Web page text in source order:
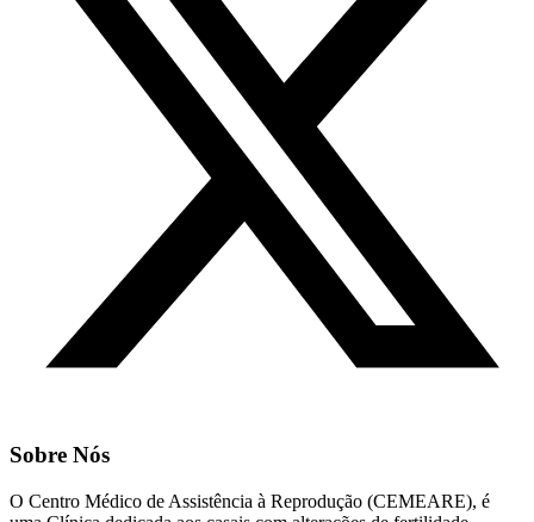
Sobre Nós
O Centro Médico de Assistência à Reprodução (CEMEARE), é